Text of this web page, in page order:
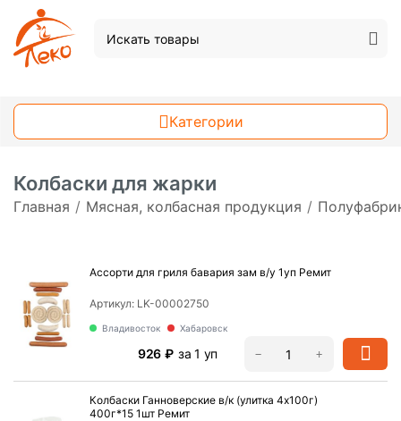
Категории
Колбаски для жарки
Главная / Мясная, колбасная продукция /
Ассорти для гриля бавария зам в/у 1уп Ремит
Владивосток Хабаровск
Артикул: LK-00002750
‍926‍ ₽ за 1 уп +
−
Колбаски Ганноверские в/к (улитка 4х100г)
400г*15 1шт Ремит